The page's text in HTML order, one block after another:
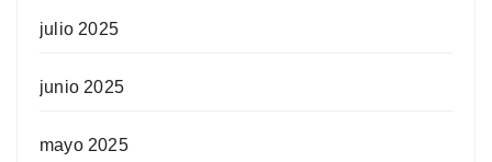
julio 2025
junio 2025
mayo 2025